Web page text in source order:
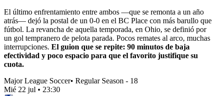
El último enfrentamiento entre ambos —que se remonta a un año
atrás— dejó la postal de un 0-0 en el BC Place con más barullo que
fútbol. La revancha de aquella temporada, en Ohio, se definió por
un gol tempranero de pelota parada. Pocos remates al arco, muchas
interrupciones. El guion que se repite: 90 minutos de baja
efectividad y poco espacio para que el favorito justifique su
cuota.
Major League Soccer• Regular Season - 18
Mié 22 jul • 23:30